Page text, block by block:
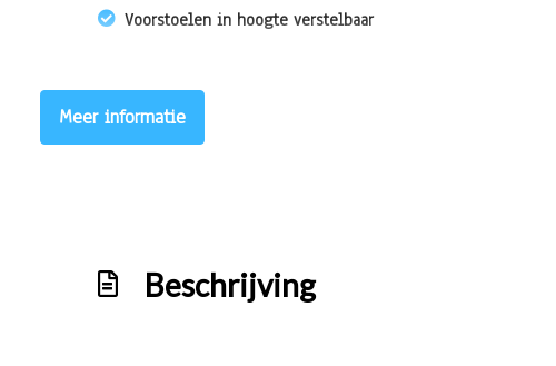
Voorstoelen in hoogte verstelbaar
Meer informatie
Beschrijving